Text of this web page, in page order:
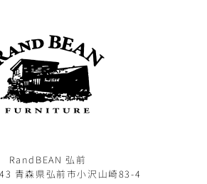
RandBEAN 弘前
青森県弘前市小沢山崎83-4